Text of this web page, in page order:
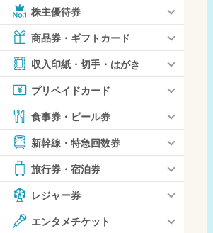
株主優待券
商品券・ギフトカード
収入印紙・切手・はがき
プリペイドカード
食事券・ビール券
新幹線・特急回数券
旅行券・宿泊券
レジャー券
エンタメチケット